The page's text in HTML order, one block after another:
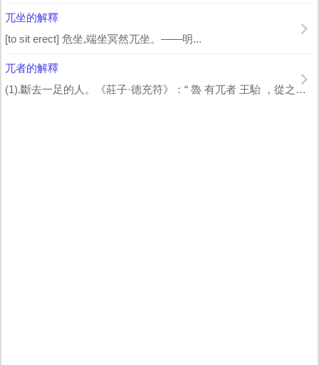
兀坐的解釋
[to sit erect] 危坐,端坐冥然兀坐。——明...
兀者的解釋
(1).斷去一足的人。《莊子·德充符》：“ 魯 有兀者 王駘 ，從之游者，與 ...